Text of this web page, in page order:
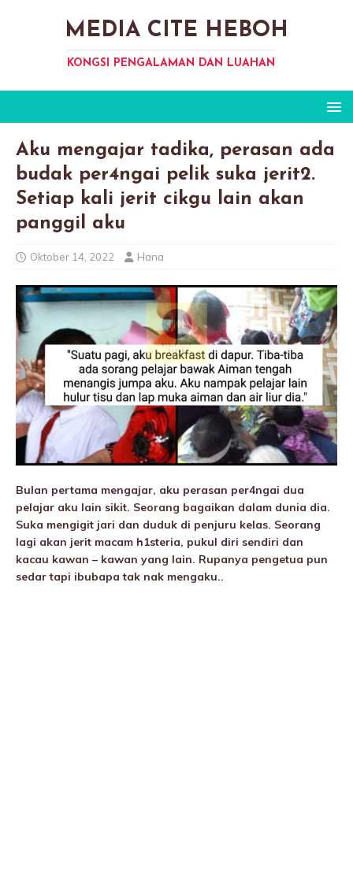
MEDIA CITE HEBOH
KONGSI PENGALAMAN DAN LUAHAN
Aku mengajar tadika, perasan ada
budak per4ngai pelik suka jerit2.
Setiap kali jerit cikgu lain akan
panggil aku
Oktober 14, 2022 Hana
Bulan pertama mengajar, aku perasan per4ngai dua
pelajar aku lain sikit. Seorang bagaikan dalam dunia dia.
Suka mengigit jari dan duduk di penjuru kelas. Seorang
lagi akan jerit macam h1steria, pukuI diri sendiri dan
kacau kawan – kawan yang lain. Rupanya pengetua pun
sedar tapi ibubapa tak nak mengaku..